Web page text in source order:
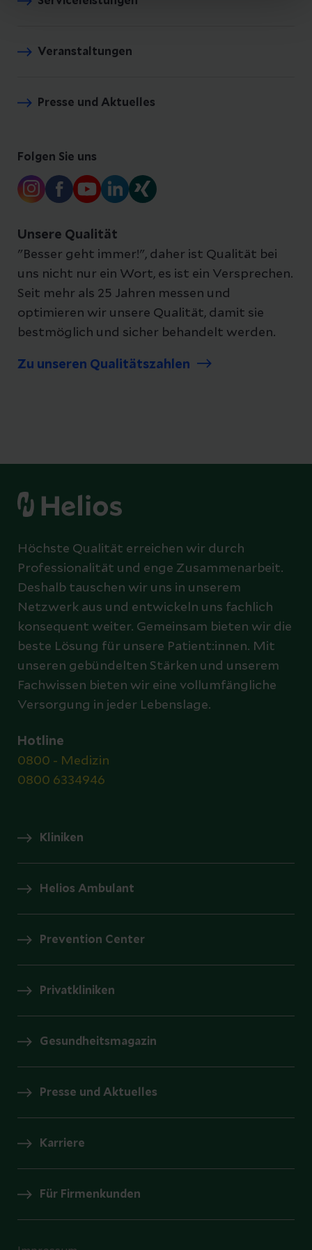
Veranstaltungen
Presse und Aktuelles
Folgen Sie uns
Unsere Qualität
"Besser geht immer!", daher ist Qualität bei
uns nicht nur ein Wort, es ist ein Versprechen.
Seit mehr als 25 Jahren messen und
optimieren wir unsere Qualität, damit sie
bestmöglich und sicher behandelt werden.
Zu unseren Qualitätszahlen
Höchste Qualität erreichen wir durch
Professionalität und enge Zusammenarbeit.
Deshalb tauschen wir uns in unserem
Netzwerk aus und entwickeln uns fachlich
konsequent weiter. Gemeinsam bieten wir die
beste Lösung für unsere Patient:innen. Mit
unseren gebündelten Stärken und unserem
Fachwissen bieten wir eine vollumfängliche
Versorgung in jeder Lebenslage.
Hotline
0800 - Medizin
0800 6334946
Kliniken
Helios Ambulant
Prevention Center
Privatkliniken
Gesundheitsmagazin
Presse und Aktuelles
Karriere
Für Firmenkunden